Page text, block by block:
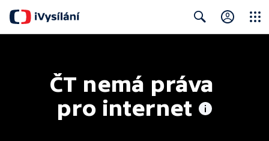
ČT nemá práva
pro internet